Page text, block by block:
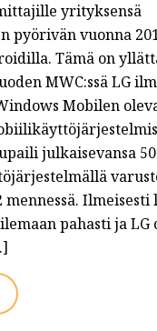
yrityksensä
pyörivän vuonna
Tämä on
MWC:ssä LG
Mobilen
julkaisevansa
mennessä.
pahasti ja LG